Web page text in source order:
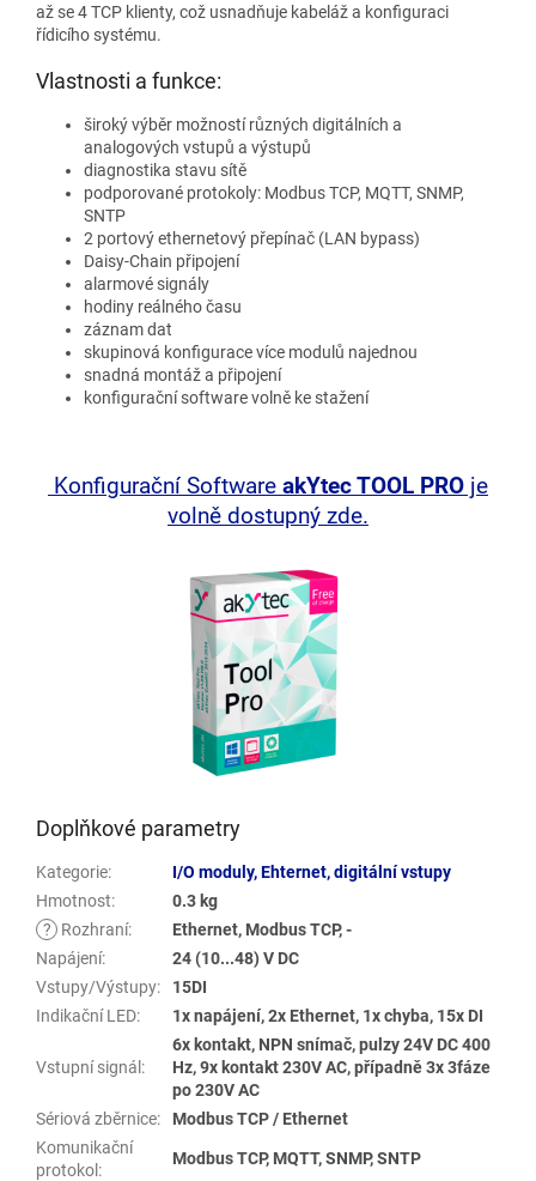
až se 4 TCP klienty, což usnadňuje kabeláž a konfiguraci
řídicího systému.
Vlastnosti a funkce:
široký výběr možností různých digitálních a
analogových vstupů a výstupů
diagnostika stavu sítě
podporované protokoly: Modbus TCP, MQTT, SNMP,
SNTP
2 portový ethernetový přepínač (LAN bypass)
Daisy-Chain připojení
alarmové signály
hodiny reálného času
záznam dat
skupinová konfigurace více modulů najednou
snadná montáž a připojení
konfigurační software volně ke stažení
Konfigurační Software akYtec TOOL PRO je
volně dostupný zde.
Doplňkové parametry
Kategorie:
I/O moduly, Ehternet, digitální vstupy
Hmotnost:
0.3 kg
?
Rozhraní:
Ethernet, Modbus TCP, -
Napájení:
24 (10...48) V DC
Vstupy/Výstupy:
15DI
Indikační LED: 1x napájení, 2x Ethernet, 1x chyba, 15x DI
Vstupní signál :
6x kontakt, NPN snímač, pulzy 24V DC 400
Hz, 9x kontakt 230V AC, případně 3x 3fáze
po 230V AC
Sériová zběrnice:
Modbus TCP / Ethernet
Komunikační
protokol :
Modbus TCP, MQTT, SNMP, SNTP